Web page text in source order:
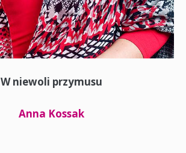
W niewoli przymusu
Anna Kossak